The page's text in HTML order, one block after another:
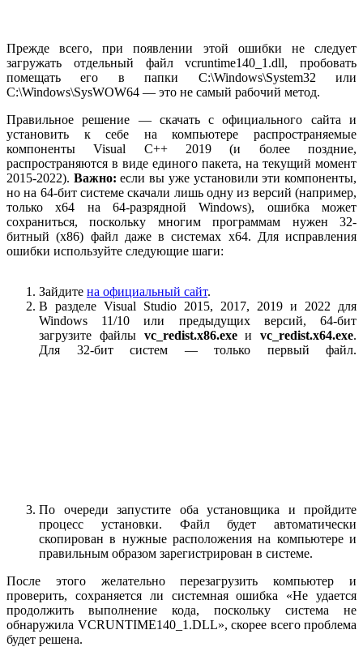
Прежде всего, при появлении этой ошибки не следует
загружать отдельный файл vcruntime140_1.dll, пробовать
помещать его в папки C:\Windows\System32 или
C:\Windows\SysWOW64 — это не самый рабочий метод.
Правильное решение — скачать с официального сайта и
установить к себе на компьютере распространяемые
компоненты Visual C++ 2019 (и более поздние,
распространяются в виде единого пакета, на текущий момент
2015-2022). Важно: если вы уже установили эти компоненты,
но на 64-бит системе скачали лишь одну из версий (например,
только x64 на 64-разрядной Windows), ошибка может
сохраниться, поскольку многим программам нужен 32-
битный (x86) файл даже в системах x64. Для исправления
ошибки используйте следующие шаги:
Зайдите на официальный сайт.
В разделе Visual Studio 2015, 2017, 2019 и 2022 для
Windows 11/10 или предыдущих версий, 64-бит
загрузите файлы vc_redist.x86.exeи vc_redist.x64.exe.
Для 32-бит систем — только первый файл.
По очереди запустите оба установщика и пройдите
процесс установки. Файл будет автоматически
скопирован в нужные расположения на компьютере и
правильным образом зарегистрирован в системе.
После этого желательно перезагрузить компьютер и
проверить, сохраняется ли системная ошибка «Не удается
продолжить выполнение кода, поскольку система не
обнаружила VCRUNTIME140_1.DLL», скорее всего проблема
будет решена.